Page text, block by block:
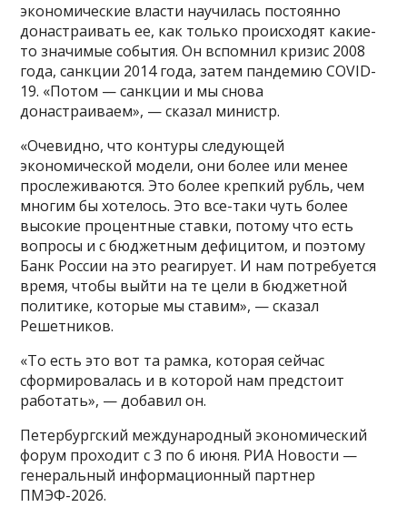
экономические власти научилась постоянно
донастраивать ее, как только происходят какие-
то значимые события. Он вспомнил кризис 2008
года, санкции 2014 года, затем пандемию COVID-
19. «Потом — санкции и мы снова
донастраиваем», — сказал министр.
«Очевидно, что контуры следующей
экономической модели, они более или менее
прослеживаются. Это более крепкий рубль, чем
многим бы хотелось. Это все-таки чуть более
высокие процентные ставки, потому что есть
вопросы и с бюджетным дефицитом, и поэтому
Банк России на это реагирует. И нам потребуется
время, чтобы выйти на те цели в бюджетной
политике, которые мы ставим», — сказал
Решетников.
«То есть это вот та рамка, которая сейчас
сформировалась и в которой нам предстоит
работать», — добавил он.
Петербургский международный экономический
форум проходит с 3 по 6 июня. РИА Новости —
генеральный информационный партнер
ПМЭФ-2026.